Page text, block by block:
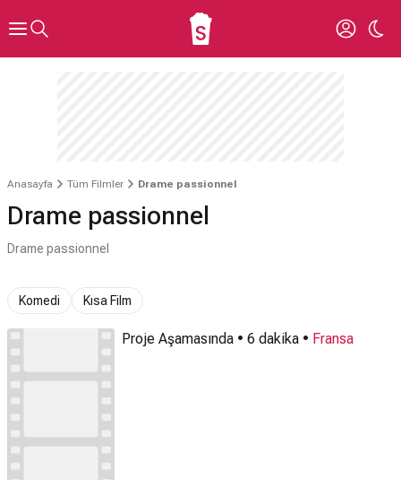
Anasayfa Tüm Filmler Drame passionnel
Drame passionnel
Drame passionnel
Komedi Kısa Film
Proje Aşamasında • 6 dakika • Fransa